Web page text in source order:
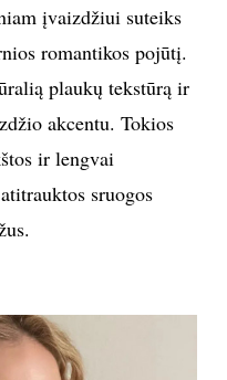
įvaizdžiui suteiks
romantikos pojūtį.
plaukų tekstūrą ir
akcentu. Tokios
ir lengvai
sruogos